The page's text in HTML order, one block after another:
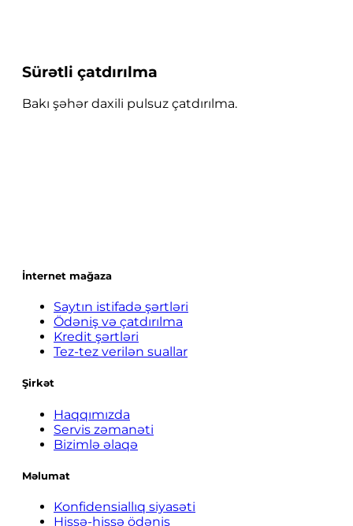
Sürətli çatdırılma
Bakı şəhər daxili pulsuz çatdırılma.
İnternet mağaza
Saytın istifadə şərtləri
Ödəniş və çatdırılma
Kredit şərtləri
Tez-tez verilən suallar
Şirkət
Haqqımızda
Servis zəmanəti
Bizimlə əlaqə
Məlumat
Konfidensiallıq siyasəti
Hissə-hissə ödəniş